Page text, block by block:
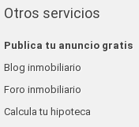
Otros servicios
Publica tu anuncio gratis
Blog inmobiliario
Foro inmobiliario
Calcula tu hipoteca